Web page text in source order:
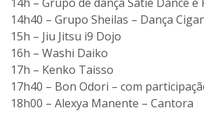
14h40 – Grupo Sheilas – Dança
15h – Jiu Jitsu i9 Dojo
16h – Washi Daiko
17h – Kenko Taisso
17h40 – Bon Odori – com
18h00 – Alexya Manente – Cantora